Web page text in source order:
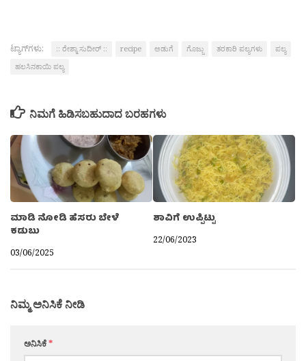
ಟ್ಯಾಗ್‌ಗಳು: :: ರೇಶ್ಮಾ ಸುದೀರ್ :: recipe ಅಡುಗೆ ಗೊಜ್ಜು ತರಕಾರಿ ಪಲ್ಯಗಳು
ಪಲ್ಯ
ಹಲಸಿನಕಾಯಿ ಪಲ್ಯ
ನಿಮಗೆ ಹಿಡಿಸಬಹುದಾದ ಬರಹಗಳು
ಮಾಡಿ ನೋಡಿ ಹೆಸರು ಬೇಳೆ
ಕಡುಬು
03/06/2025
ಶಾವಿಗೆ ಉಪ್ಪಿಟ್ಟು
22/06/2023
ನಿಮ್ಮ ಅನಿಸಿಕೆ ನೀಡಿ
ಅನಿಸಿಕೆ*